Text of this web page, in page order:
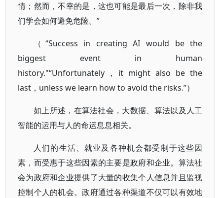
情；然而，不幸的是，这也可能是最后一次，除非我
们学会如何避免危险。”
（“Success in creating AI would be the
biggest event in human
history."“Unfortunately，it might also be the
last，unless we learn how to avoid the risks.”）
如上所述，在算法社会，大数据、算法以及人工
智能的运用与人的命运息息相关。
人们的生活、就业及各种机会都受制于这些因
素，而受惠于这些因素的主要是政府和企业。算法社
会为政府和企业提供了大量的收集个人信息并且监视
控制个人的机会。政府通过各种渠道不仅可以有效地